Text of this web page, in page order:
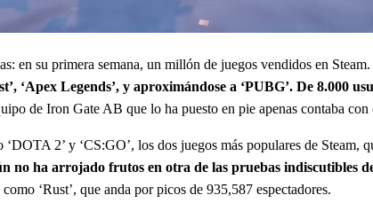
en su primera semana, un millón de juegos vendidos en
‘Apex Legends’, y aproximándose a ‘PUBG’. De 8.000
de Iron Gate AB que lo ha puesto en pie apenas contaba con
2’ y ‘CS:GO’, los dos juegos más populares de
no ha arrojado frutos en otra de las pruebas indiscutibles
‘Rust’, que anda por picos de 935,587 espectadores.